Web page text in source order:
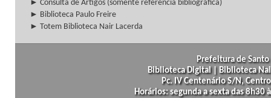
► Consulta de Artigos (somente referência bibliográfica)
► Biblioteca Paulo Freire
► Totem Biblioteca Nair Lacerda
Prefeitura de
Biblioteca Digital | Biblioteca
Pc. IV Centenário S/N,
Horários: segunda a sexta das